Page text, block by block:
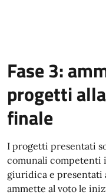
Fase 3:
progetti
finale
I progetti presentati
comunali
giuridica e presentati
ammette al voto le